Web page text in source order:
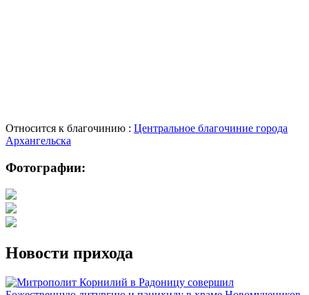
Относится к благочинию : Центральное благочиние города
Архангельска
Фотографии:
Новости прихода